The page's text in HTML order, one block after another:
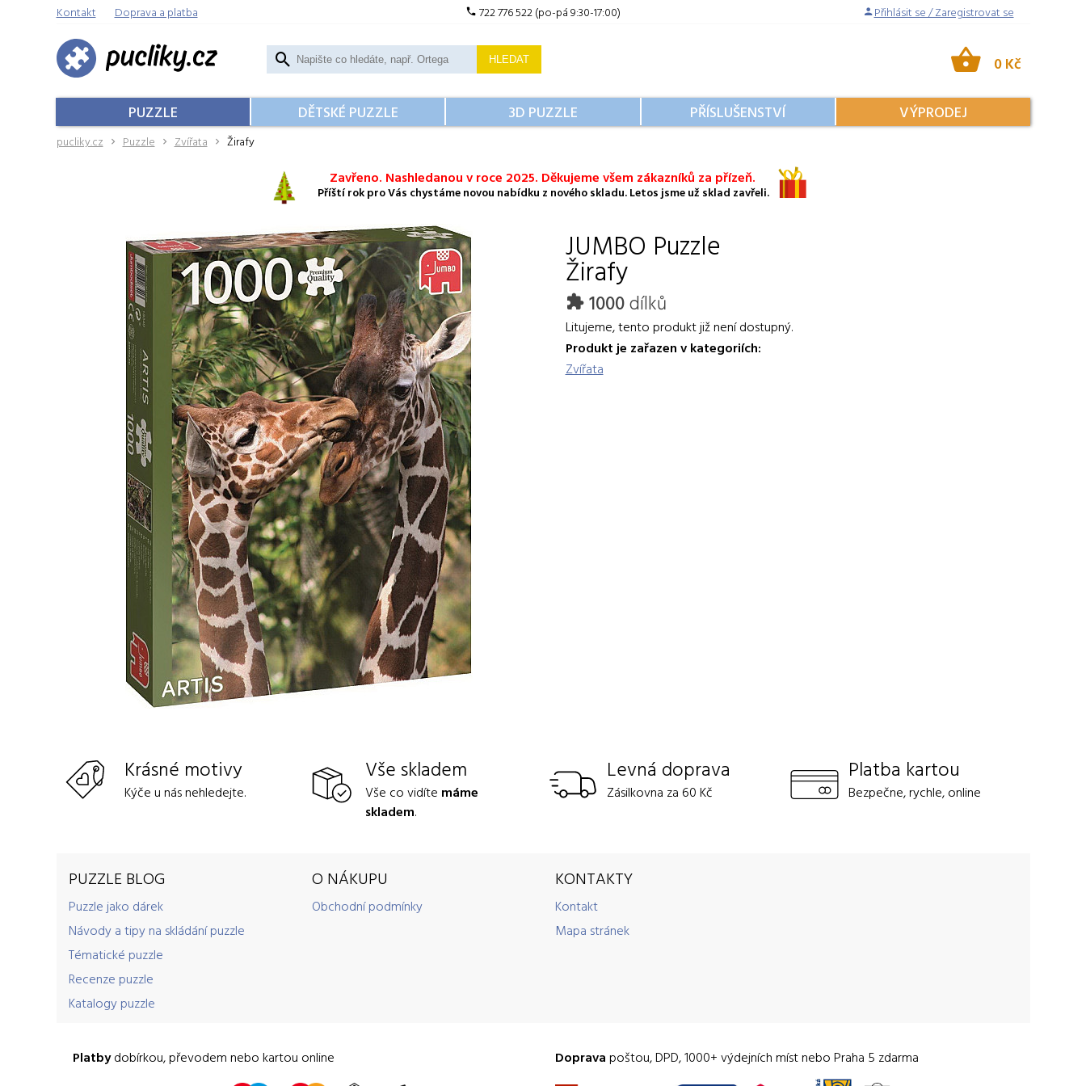
Kontakt Doprava a platba 722 776 522 (po-pá 9:30-17:00) Přihlásit se / Zaregistrovat se
HLEDAT 0 Kč
PUZZLE DĚTSKÉ PUZZLE 3D PUZZLE PŘÍSLUŠENSTVÍ VÝPRODEJ
pucliky.cz Puzzle Zvířata Žirafy
Zavřeno. Nashledanou v roce 2025. Děkujeme všem zákazníků za přízeň.
Příští rok pro Vás chystáme novou nabídku z nového skladu. Letos jsme už sklad zavřeli.
JUMBO Puzzle
Žirafy
1000dílků
Litujeme, tento produkt již není dostupný.
Produkt je zařazen v kategoriích:
Zvířata
Krásné motivy
Kýče u nás nehledejte.
Vše skladem
Vše co vidíte máme
skladem.
Levná doprava
Zásilkovna za 60 Kč
Platba kartou
Bezpečne, rychle, online
PUZZLE BLOG
Puzzle jako dárek
Návody a tipy na skládání puzzle
Tématické puzzle
Recenze puzzle
Katalogy puzzle
O NÁKUPU
Obchodní podmínky
KONTAKTY
Kontakt
Mapa stránek
Platbydobírkou, převodem nebo kartou online Doprava poštou, DPD, 1000+ výdejních míst nebo Praha 5 zdarma